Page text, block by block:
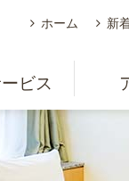
ホーム 新
ビス